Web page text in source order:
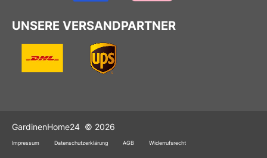
UNSERE VERSANDPARTNER
GardinenHome24 © 2026
Impressum Datenschutzerklärung AGB Widerrufsrecht